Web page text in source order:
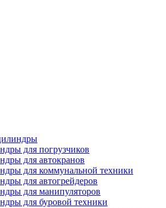
для погрузчиков
для автокранов
для коммунальной техники
для автогрейдеров
для манипуляторов
для буровой техники